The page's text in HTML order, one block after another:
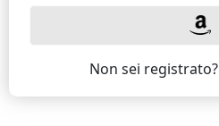
Non sei registrato?